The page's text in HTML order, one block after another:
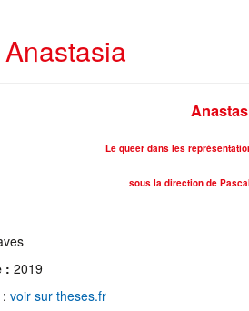
Le queer dans les
sous la direction de
: 2019
: voir sur theses.fr